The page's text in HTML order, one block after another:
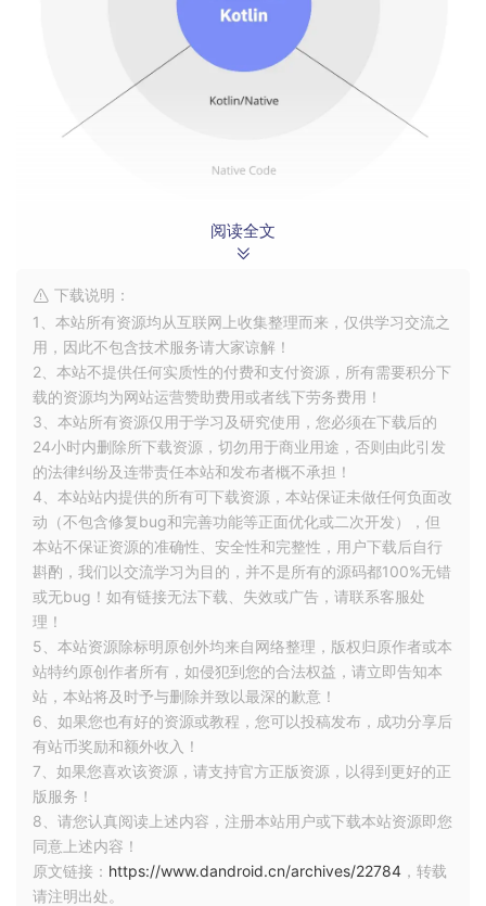
KMM 的结构
– Common
– Android
– iOS
Kotlin Multiplatform 项目一般分为Common Kotlin 代码
和平台特定代码（Android/iOS），Common Kotlin 包括
核心库和基本工具，可以依赖诸如 HTTP、序列化和协程
管理等日常任务的库，里面编写的代码可以在所有平台上
运行。
阅读全文
下载说明：
1、本站所有资源均从互联网上收集整理而来，仅供学习交流之
用，因此不包含技术服务请大家谅解！
2、本站不提供任何实质性的付费和支付资源，所有需要积分下
载的资源均为网站运营赞助费用或者线下劳务费用！
3、本站所有资源仅用于学习及研究使用，您必须在下载后的
24小时内删除所下载资源，切勿用于商业用途，否则由此引发
的法律纠纷及连带责任本站和发布者概不承担！
4、本站站内提供的所有可下载资源，本站保证未做任何负面改
动（不包含修复bug和完善功能等正面优化或二次开发），但
本站不保证资源的准确性、安全性和完整性，用户下载后自行
斟酌，我们以交流学习为目的，并不是所有的源码都100%无错
或无bug！如有链接无法下载、失效或广告，请联系客服处
理！
5、本站资源除标明原创外均来自网络整理，版权归原作者或本
站特约原创作者所有，如侵犯到您的合法权益，请立即告知本
站，本站将及时予与删除并致以最深的歉意！
6、如果您也有好的资源或教程，您可以投稿发布，成功分享后
有站币奖励和额外收入！
7、如果您喜欢该资源，请支持官方正版资源，以得到更好的正
版服务！
8、请您认真阅读上述内容，注册本站用户或下载本站资源即您
同意上述内容！
原文链接： https://www.dandroid.cn/archives/22784 ，转载
请注明出处。